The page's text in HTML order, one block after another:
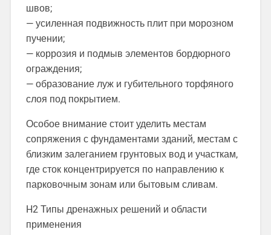
швов;
— усиленная подвижность плит при морозном
пучении;
— коррозия и подмыв элементов бордюрного
ограждения;
— образование луж и губительного торфяного
слоя под покрытием.
Особое внимание стоит уделить местам
сопряжения с фундаментами зданий, местам с
близким залеганием грунтовых вод и участкам,
где сток концентрируется по направлению к
парковочным зонам или бытовым сливам.
H2 Типы дренажных решений и области
применения